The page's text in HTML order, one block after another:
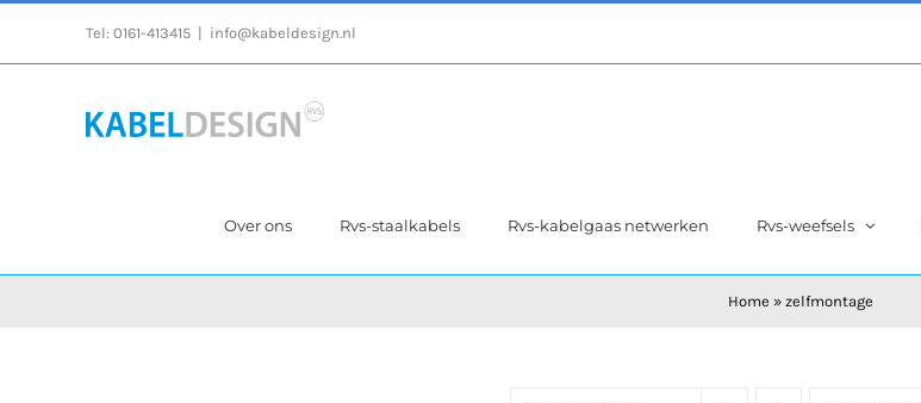
Tel: 0161-413415 info@kabeldesign.nl
Over ons Rvs-staalkabels Rvs-kabelgaas netwerken Rvs-weefsels
Home » zelfmontage